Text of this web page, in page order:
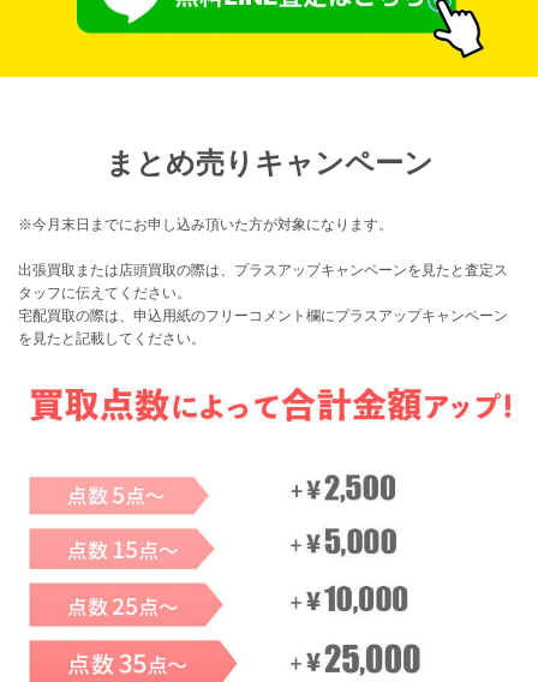
まとめ売りキャンペーン
※今月末日までにお申し込み頂いた方が対象になります。
出張買取または店頭買取の際は、プラスアップキャンペーンを見たと査定ス
タッフに伝えてください。
宅配買取の際は、申込用紙のフリーコメント欄にプラスアップキャンペーン
を見たと記載してください。